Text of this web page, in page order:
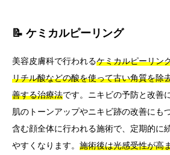
📝 ケミカルピーリング
美容皮膚科で行われるケミカルピーリン
リチル酸などの酸を使って古い角質を除
善する治療法です。ニキビの予防と改善
肌のトーンアップやニキビ跡の改善にも
含む顔全体に行われる施術で、定期的に
やすくなります。 施術後は光感受性が高